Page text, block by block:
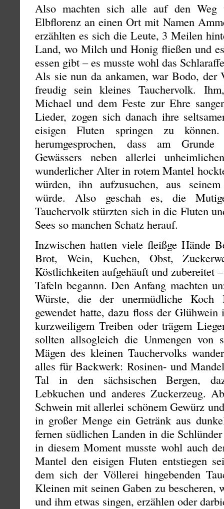
Also machten sich alle auf den Weg
Elbflorenz an einen Ort mit Namen
erzählten es sich die Leute, 3 Meilen
Land, wo Milch und Honig fließen und
essen gibt – es musste wohl das
Als sie nun da ankamen, war Bodo, der
freudig sein kleines Tauchervolk.
Michael und dem Feste zur Ehre
Lieder, zogen sich danach ihre
eisigen Fluten springen zu
herumgesprochen, dass am
Gewässers neben allerlei
wunderlicher Alter in rotem Mantel
würden, ihn aufzusuchen, aus
würde. Also geschah es, die
Tauchervolk stürzten sich in die Fluten
Sees so manchen Schatz herauf.
Inzwischen hatten viele fleißge Hände
Brot, Wein, Kuchen, Obst,
Köstlichkeiten aufgehäuft und zubereitet
Tafeln begannn. Den Anfang machten
Würste, die der unermüdliche Koch
gewendet hatte, dazu floss der
kurzweiligem Treiben oder trägem
sollten allsogleich die Unmengen von
Mägen des kleinen Tauchervolks
alles für Backwerk: Rosinen- und
Tal in den sächsischen Bergen,
Lebkuchen und anderes Zuckerzeug.
Schwein mit allerlei schönem Gewürz
in großer Menge ein Getränk aus
fernen südlichen Landen in die
in diesem Moment musste wohl auch
Mantel den eisigen Fluten entstiegen
dem sich der Völlerei hingebenden
Kleinen mit seinen Gaben zu bescheren,
und ihm etwas singen, erzählen oder